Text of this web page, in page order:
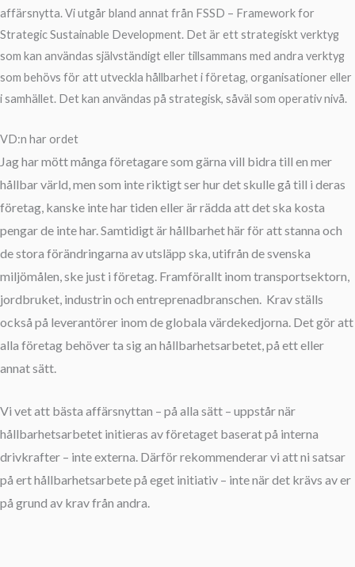
affärsnytta. Vi utgår bland annat från FSSD – Framework for
Strategic Sustainable Development. Det är ett strategiskt verktyg
som kan användas självständigt eller tillsammans med andra verktyg
som behövs för att utveckla hållbarhet i företag, organisationer eller
i samhället. Det kan användas på strategisk, såväl som operativ nivå.
VD:n har ordet
Jag har mött många företagare som gärna vill bidra till en mer
hållbar värld, men som inte riktigt ser hur det skulle gå till i deras
företag, kanske inte har tiden eller är rädda att det ska kosta
pengar de inte har. Samtidigt är hållbarhet här för att stanna och
de stora förändringarna av utsläpp ska, utifrån de svenska
miljömålen, ske just i företag. Framförallt inom transportsektorn,
jordbruket, industrin och entreprenadbranschen. Krav ställs
också på leverantörer inom de globala värdekedjorna. Det gör att
alla företag behöver ta sig an hållbarhetsarbetet, på ett eller
annat sätt.
Vi vet att bästa affärsnyttan – på alla sätt – uppstår när
hållbarhetsarbetet initieras av företaget baserat på interna
drivkrafter – inte externa. Därför rekommenderar vi att ni satsar
på ert hållbarhetsarbete på eget initiativ – inte när det krävs av er
på grund av krav från andra.